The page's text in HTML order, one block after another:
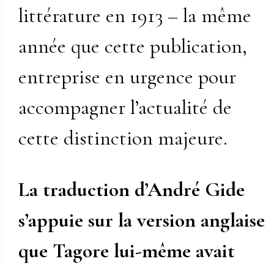
littérature en 1913 – la même
année que cette publication,
entreprise en urgence pour
accompagner l’actualité de
cette distinction majeure.
La traduction d’André Gide
s’appuie sur la version anglaise
que Tagore lui-même avait